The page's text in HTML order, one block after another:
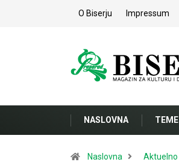
O Biserju Impressum
NASLOVNA TEME
Naslovna Aktuelno